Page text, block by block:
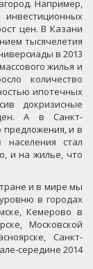
Например,
цен. В Казани
тысячелетия
в 2013
жилья и
количество
ипотечных
докризисные
А в Санкт-
и в
стал
и на жилье, что
и в мире мы
в городах
Кемерово в
Московской
Санкт-
середине 2014